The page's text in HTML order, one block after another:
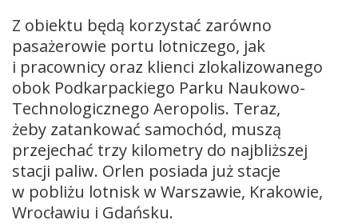
Z obiektu będą korzystać zarówno
pasażerowie portu lotniczego, jak
i pracownicy oraz klienci zlokalizowanego
obok Podkarpackiego Parku Naukowo-
Technologicznego Aeropolis. Teraz,
żeby zatankować samochód, muszą
przejechać trzy kilometry do najbliższej
stacji paliw. Orlen posiada już stacje
w pobliżu lotnisk w Warszawie, Krakowie,
Wrocławiu i Gdańsku.